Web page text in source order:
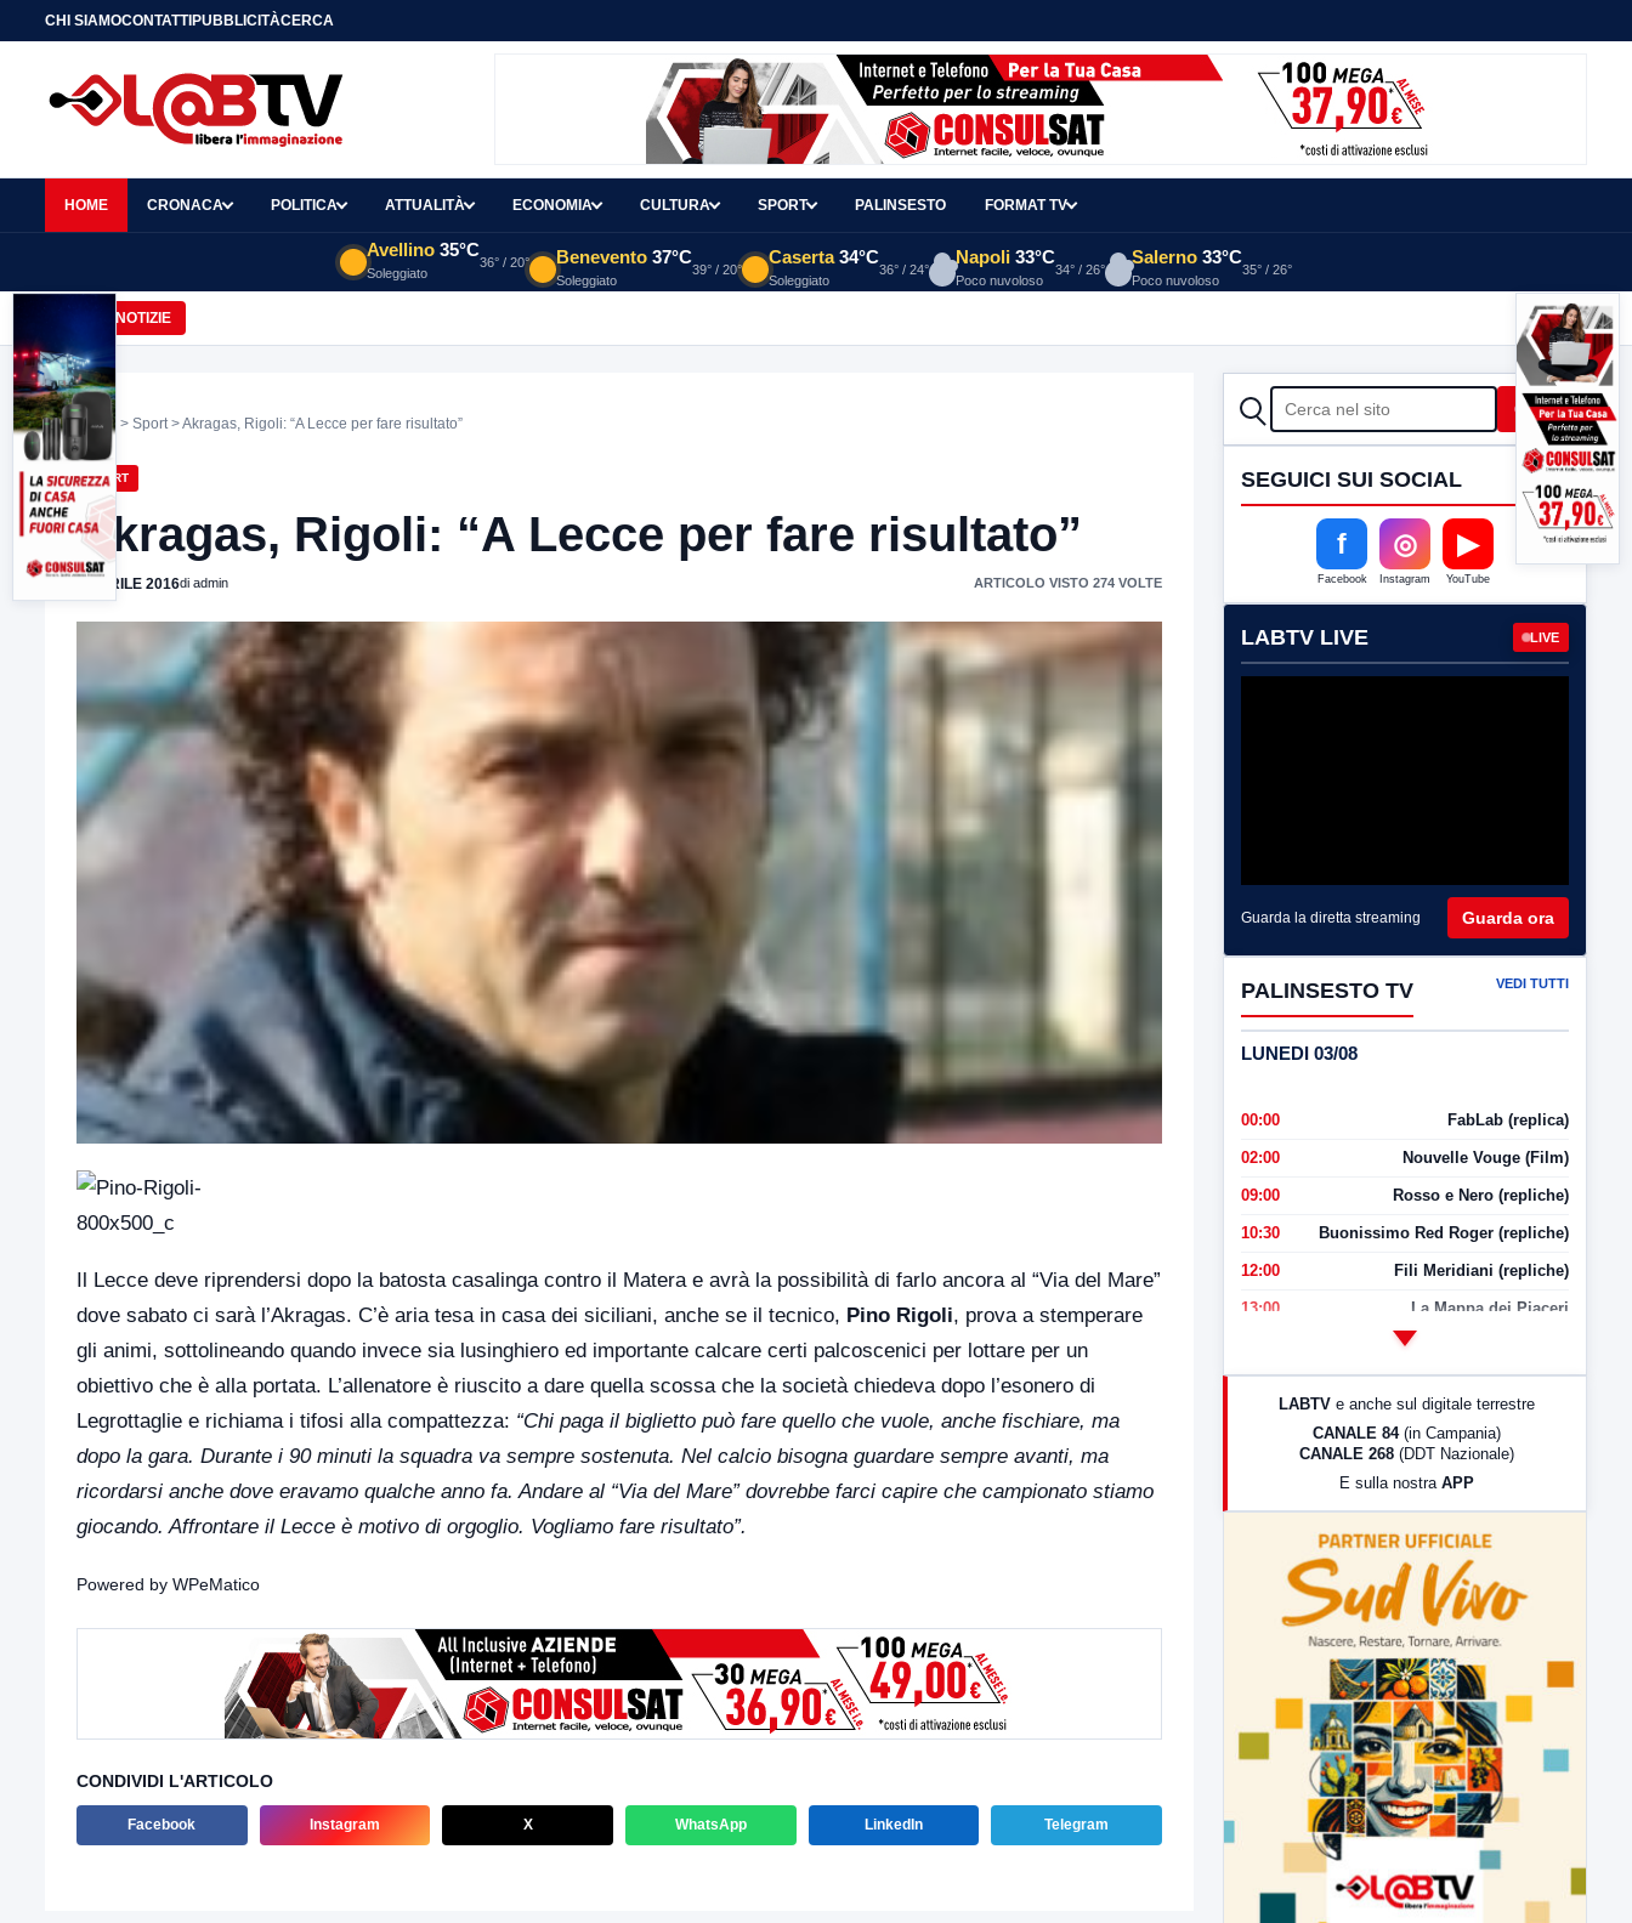
CHI SIAMOCONTATTIPUBBLICITÀCERCA
HOME CRONACA POLITICA ATTUALITÀ ECONOMIA CULTURA SPORT PALINSESTO FORMAT TV
Avellino 35°C
Soleggiato
36° / 20° Benevento 37°C
Soleggiato
39° / 20°
Caserta 34°C
Soleggiato
36° / 24°
Napoli 33°C
Poco nuvoloso
34° / 26°
Salerno 33°C
Poco nuvoloso
35° / 26°
ULTIME NOTIZIE
Home > Sport> Akragas, Rigoli: “A Lecce per fare risultato”
SPORT
Akragas, Rigoli: “A Lecce per fare risultato”
4 APRILE 2016di admin ARTICOLO VISTO 274 VOLTE
Il Lecce deve riprendersi dopo la batosta casalinga contro il Matera e avrà la possibilità di farlo ancora al “Via del Mare”
dove sabato ci sarà l’Akragas. C’è aria tesa in casa dei siciliani, anche se il tecnico, Pino Rigoli, prova a stemperare
gli animi, sottolineando quando invece sia lusinghiero ed importante calcare certi palcoscenici per lottare per un
obiettivo che è alla portata. L’allenatore è riuscito a dare quella scossa che la società chiedeva dopo l’esonero di
Legrottaglie e richiama i tifosi alla compattezza: “Chi paga il biglietto può fare quello che vuole, anche fischiare, ma
dopo la gara. Durante i 90 minuti la squadra va sempre sostenuta. Nel calcio bisogna guardare sempre avanti, ma
ricordarsi anche dove eravamo qualche anno fa. Andare al “Via del Mare” dovrebbe farci capire che campionato stiamo
giocando. Affrontare il Lecce è motivo di orgoglio. Vogliamo fare risultato”.
Powered by WPeMatico
CONDIVIDI L'ARTICOLO
Facebook Instagram X WhatsApp LinkedIn Telegram
CERCA Cerca
SEGUICI SUI SOCIAL
f
Facebook
◎
Instagram
▶
YouTube
LABTV LIVE LIVE
Guarda la diretta streaming Guarda ora
PALINSESTO TV VEDI TUTTI
LUNEDI 03/08
00:00 FabLab (replica)
02:00 Nouvelle Vouge (Film)
09:00 Rosso e Nero (repliche)
10:30 Buonissimo Red Roger (repliche)
12:00 Fili Meridiani (repliche)
13:00 La Mappa dei Piaceri
LabNews (Diretta)
LabNews (replica)
LABTV e anche sul digitale terrestre
CANALE 84 (in Campania)
CANALE 268 (DDT Nazionale)
E sulla nostra APP